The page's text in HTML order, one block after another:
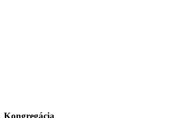
Kongregácia